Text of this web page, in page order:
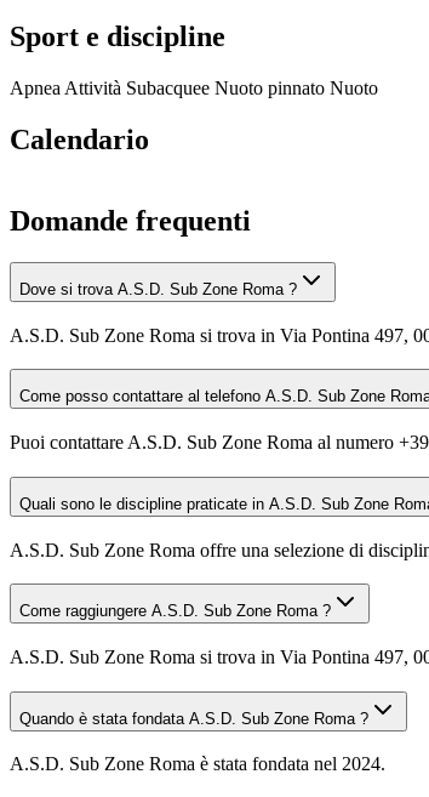
Sport e discipline
Apnea Attività Subacquee Nuoto pinnato Nuoto
Calendario
Domande frequenti
Dove si trova A.S.D. Sub Zone Roma ?
A.S.D. Sub Zone Roma si trova in Via Pontina 497,
Come posso contattare al telefono A.S.D. Sub Zone
Puoi contattare A.S.D. Sub Zone Roma al numero
Quali sono le discipline praticate in A.S.D. Sub Zone
A.S.D. Sub Zone Roma offre una selezione di
Come raggiungere A.S.D. Sub Zone Roma ?
A.S.D. Sub Zone Roma si trova in Via Pontina 497,
Quando è stata fondata A.S.D. Sub Zone Roma ?
A.S.D. Sub Zone Roma è stata fondata nel 2024.